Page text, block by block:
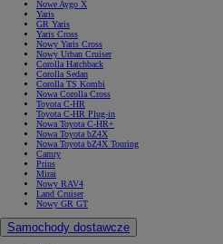
Nowe Aygo X
Yaris
GR Yaris
Yaris Cross
Nowy Yaris Cross
Nowy Urban Cruiser
Corolla Hatchback
Corolla Sedan
Corolla TS Kombi
Nowa Corolla Cross
Toyota C-HR
Toyota C-HR Plug-in
Nowa Toyota C-HR+
Nowa Toyota bZ4X
Nowa Toyota bZ4X Touring
Camry
Prius
Mirai
Nowy RAV4
Land Cruiser
Nowy GR GT
Samochody dostawcze